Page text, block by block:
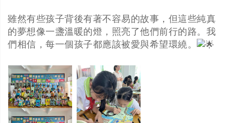
雖然有些孩子背後有著不容易的故事，但這些純真
的夢想像一盞溫暖的燈，照亮了他們前行的路。我
們相信，每一個孩子都應該被愛與希望環繞。